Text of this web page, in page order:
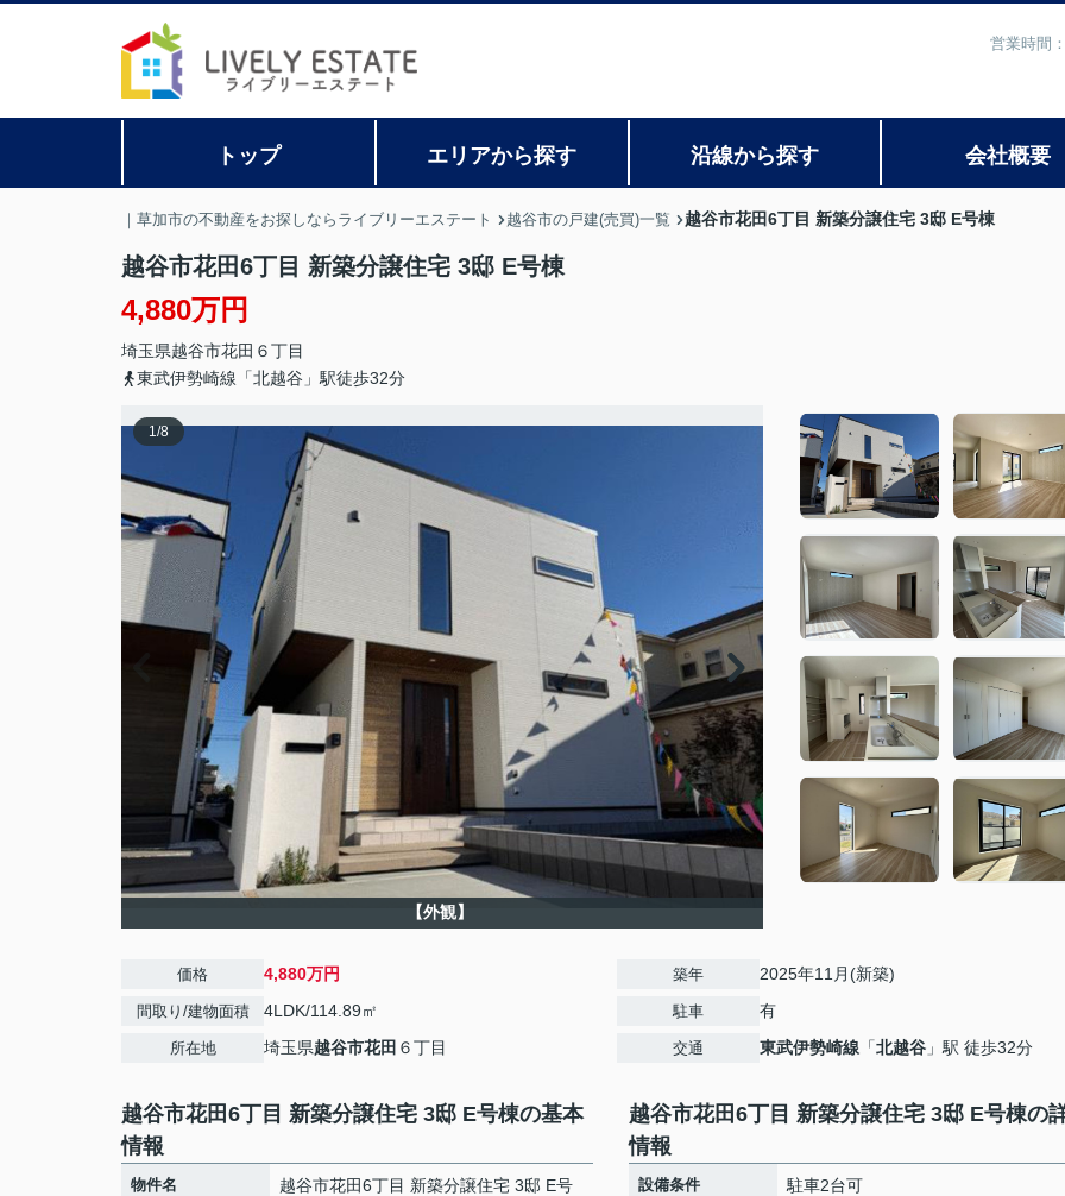
営業時間
トップ エリアから探す 沿線から探す 会社概要
｜草加市の不動産をお探しならライブリーエステート 越谷市の戸建(売買)一覧 越谷市花田6丁目 新築分譲住宅 3邸 E号棟
越谷市花田6丁目 新築分譲住宅 3邸 E号棟
4,880万円
埼玉県越谷市花田 ６丁目
東武伊勢崎線「北越谷」駅徒歩32分
1/8
【外観】
価格 4,880万円
間取り/建物面積 4LDK/114.89㎡
所在地 埼玉県越谷市花田 ６丁目
築年 2025年11月(新築)
駐車 有
交通 東武伊勢崎線 「北越谷 」駅 徒歩32分
越谷市花田6丁目 新築分譲住宅 3邸 E号棟の基本
情報
物件名
越谷市花田6丁目 新築分譲住宅 3邸 E号
越谷市花田6丁目 新築分譲住宅 3邸 E号棟の
情報
設備条件 駐車2台可